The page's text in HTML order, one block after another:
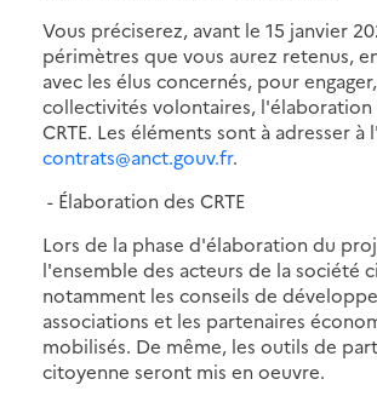
Vous préciserez, avant le 15 janvier
périmètres que vous aurez retenus,
avec les élus concernés, pour
collectivités volontaires, l'élaboration
CRTE. Les éléments sont à adresser à
contrats@anct.gouv.fr.
- Élaboration des CRTE
Lors de la phase d'élaboration du
l'ensemble des acteurs de la société
notamment les conseils de
associations et les partenaires
mobilisés. De même, les outils de
citoyenne seront mis en oeuvre.